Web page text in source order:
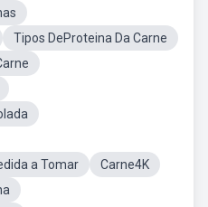
Tipos DeProteina Da Carne
a Tomar
Carne4K